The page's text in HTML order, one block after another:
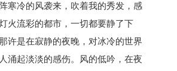
寒冷的风袭来，吹着我的秀发，感
火流彩的都市，一切都要静了下
许是在寂静的夜晚，对冰冷的世界
涌起淡淡的感伤。风的低吟，在夜